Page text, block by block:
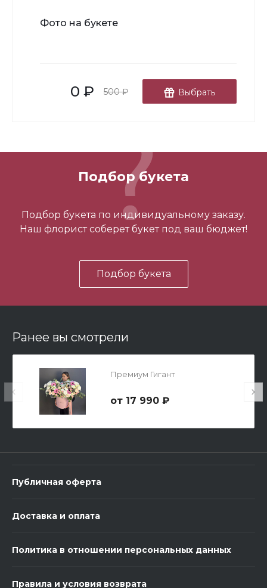
В корзину
-
Фото на букете
0 ₽ 500 ₽ Выбрать
Подбор букета
Подбор букета по индивидуальному заказу.
Наш флорист соберет букет под ваш бюджет!
Подбор букета
Ранее вы смотрели
Премиум Гигант
17 990 ₽
Публичная оферта
Доставка и оплата
Политика в отношении персональных данных
Правила и условия возврата